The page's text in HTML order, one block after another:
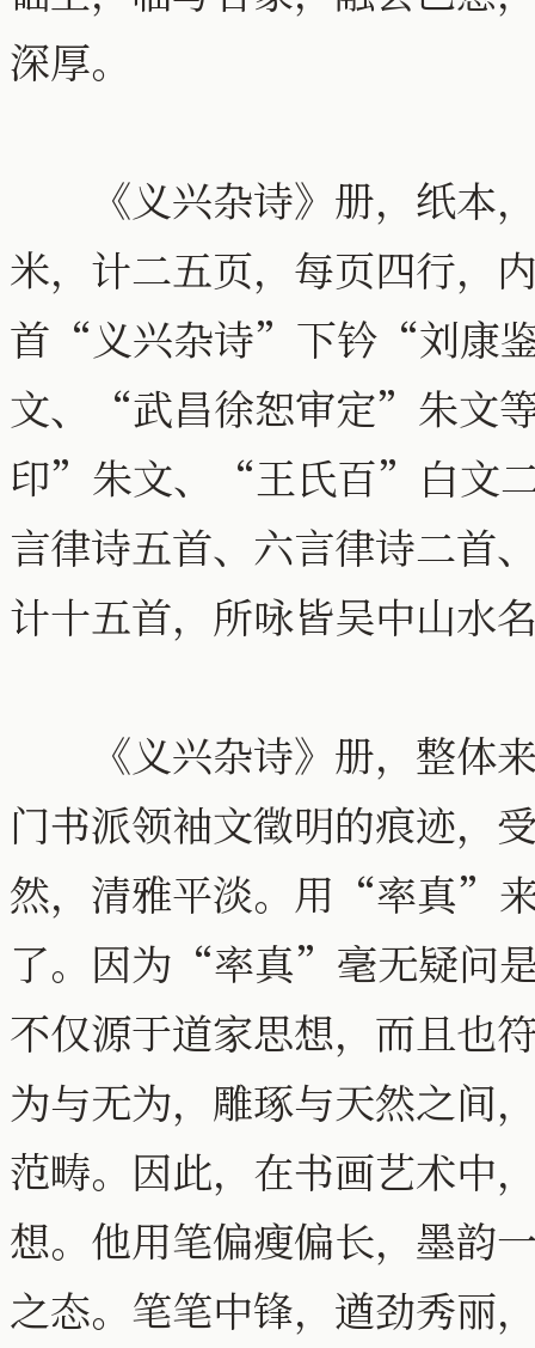
深厚。
《义兴杂诗》册，纸本，
米，计二五页，每页四行，
首“义兴杂诗”下钤“刘康
文、“武昌徐恕审定”朱文
印”朱文、“王氏百”白文二
言律诗五首、六言律诗二首
计十五首，所咏皆吴中山水
《义兴杂诗》册，整体来
门书派领袖文徵明的痕迹，
然，清雅平淡。用“率真”
了。因为“率真”毫无疑问
不仅源于道家思想，而且
为与无为，雕琢与天然之间
范畴。因此，在书画艺术
想。他用笔偏瘦偏长，墨韵
之态。笔笔中锋，遒劲秀丽